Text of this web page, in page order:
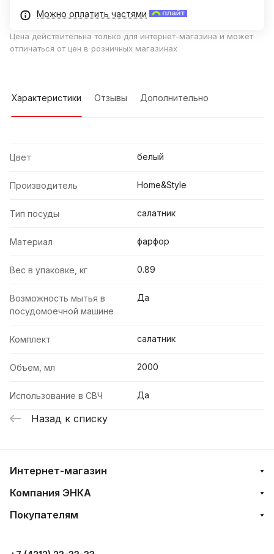
Можно оплатить частями
Цена действительна только для интернет-магазина и может
отличаться от цен в розничных магазинах
Характеристики Отзывы Дополнительно
Цвет белый
Производитель Home&Style
Тип посуды салатник
Материал фарфор
Вес в упаковке, кг 0.89
Возможность мытья в
посудомоечной машине
Да
Комплект салатник
Объем, мл 2000
Использование в СВЧ Да
Назад к списку
Интернет-магазин
Компания ЭНКА
Покупателям